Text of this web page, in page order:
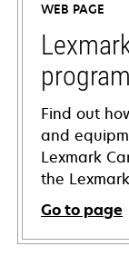
new
tab
WEB PAGE
Find out
and
Lexmark
the
Go to page